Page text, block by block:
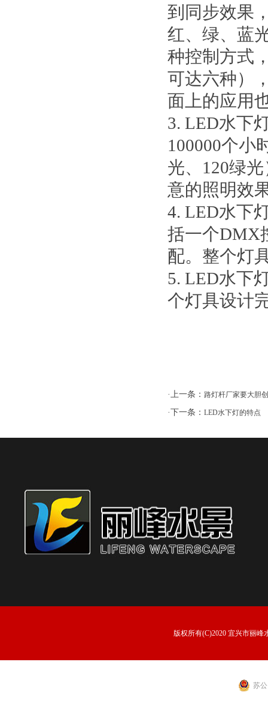
到同步效果
红、绿、蓝
种控制方式
可达六种）
面上的应用
3. LED水下
100000个小
光、120绿
意的照明效
4. LED水下
括一个DMX
配。整个灯
5. LED水下
个灯具设计
·上一条： 路灯杆厂家要大胆
·下一条： LED水下灯的特点
版权所有(C)2020 宜兴市丽峰
苏公